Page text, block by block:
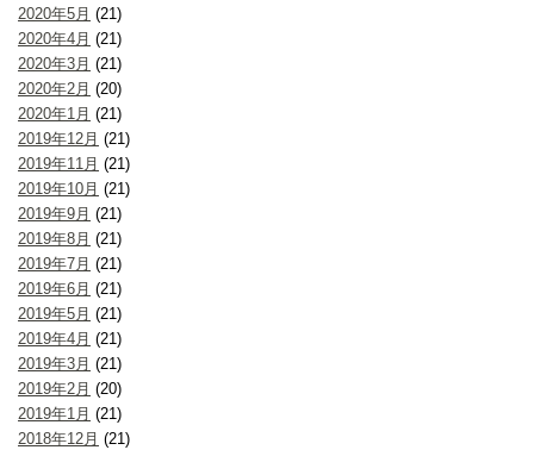
2020年5月 (21)
2020年4月 (21)
2020年3月 (21)
2020年2月 (20)
2020年1月 (21)
2019年12月 (21)
2019年11月 (21)
2019年10月 (21)
2019年9月 (21)
2019年8月 (21)
2019年7月 (21)
2019年6月 (21)
2019年5月 (21)
2019年4月 (21)
2019年3月 (21)
2019年2月 (20)
2019年1月 (21)
2018年12月 (21)